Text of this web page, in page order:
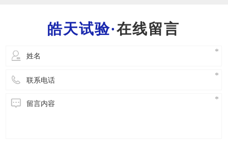
立即开展安全事故解决。2.严禁应用老化试验箱
在线留言